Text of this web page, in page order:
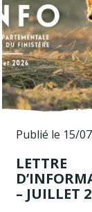
Publié le 15/
LETTRE
– JUILLET